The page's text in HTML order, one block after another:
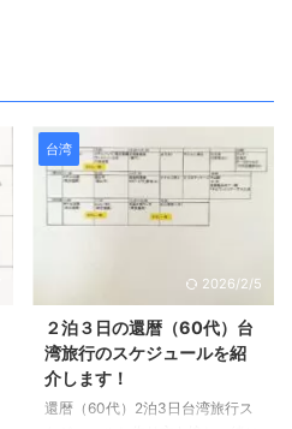
台湾
2026/2/5
２泊３日の還暦（60代）台
湾旅行のスケジュールを紹
介します！
還暦（60代）2泊3日台湾旅行ス